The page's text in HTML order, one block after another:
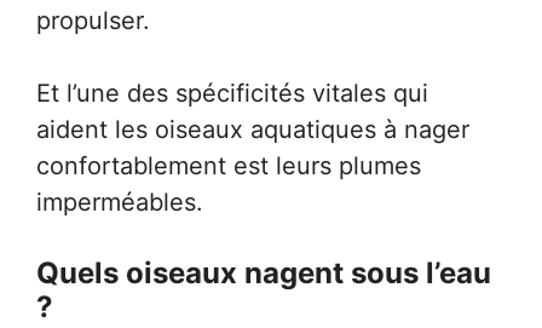
propulser.
Et l’une des spécificités vitales qui
aident les oiseaux aquatiques à nager
confortablement est leurs plumes
imperméables.
Quels oiseaux nagent sous l’eau
?